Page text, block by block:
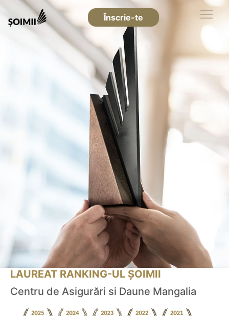
Înscrie-te
LAUREAT RANKING-UL ȘOIMII
Centru de Asigurări si Daune Mangalia